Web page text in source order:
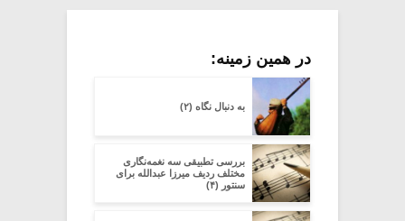
در همین زمینه:
به دنبال نگاه (۲)
بررسی تطبیقی سه نغمه‌نگاری
مختلف ردیف میرزا عبدالله برای
سنتور (۴)